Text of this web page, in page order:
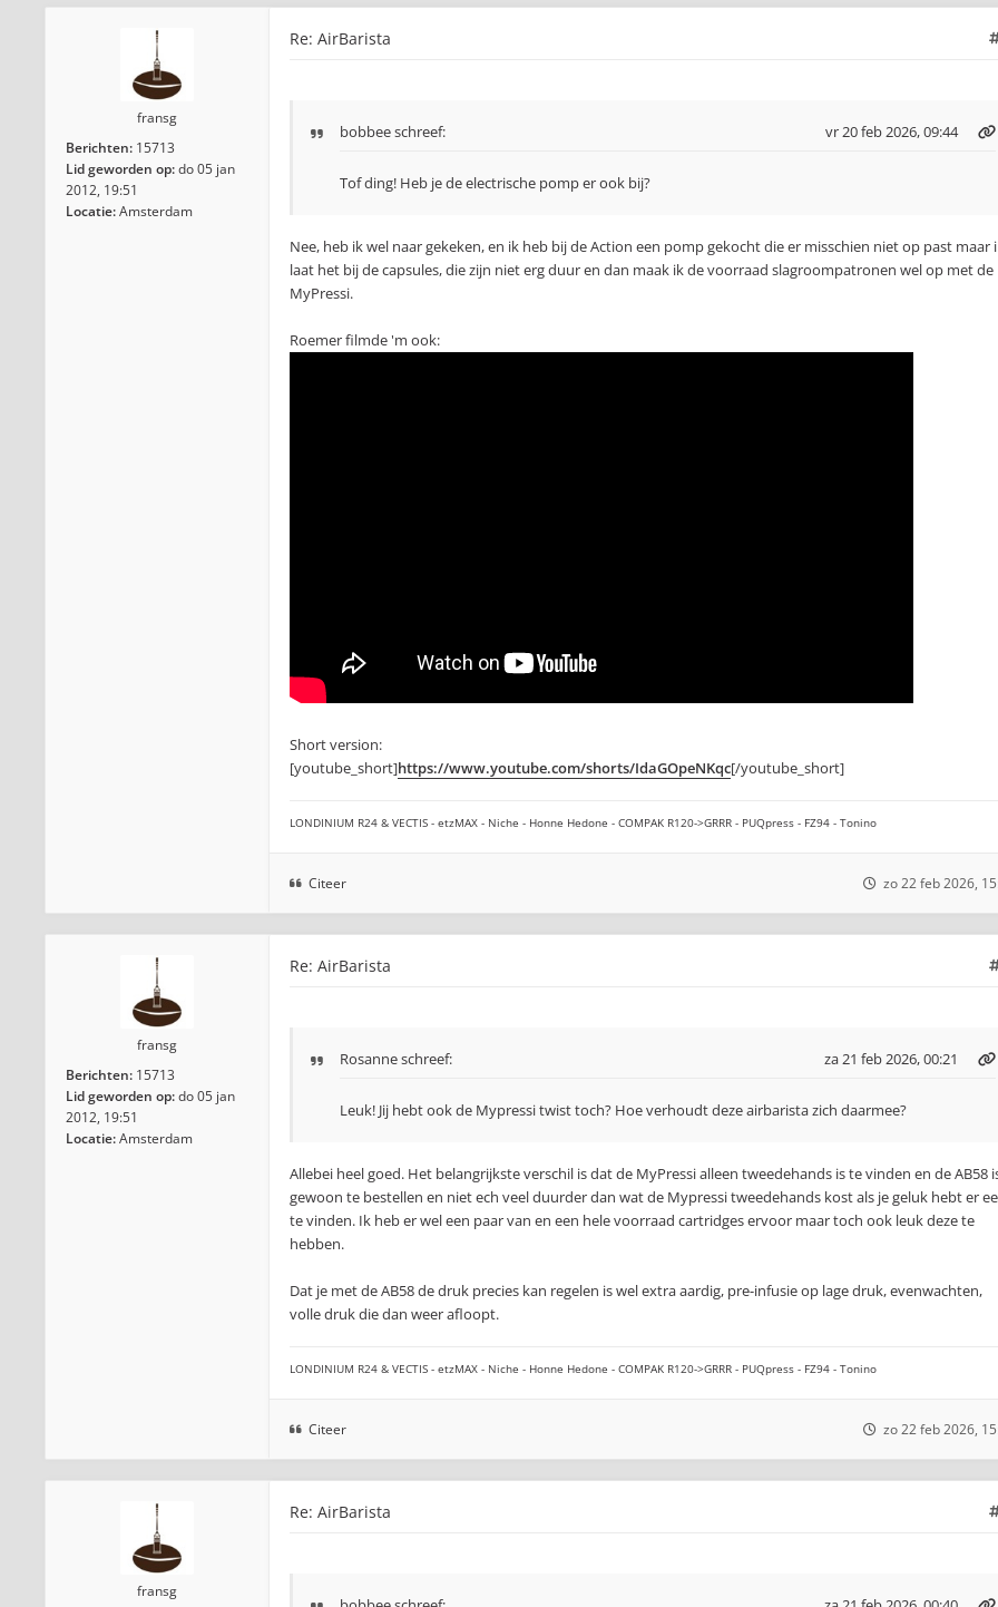
fransg
Berichten: 15713
Lid geworden op:do 05 jan
2012, 19:51
Locatie:Amsterdam
Re: AirBarista
bobbeeschreef: vr 20 feb 2026, 09:44
Tof ding! Heb je de electrische pomp er ook bij?
Nee, heb ik wel naar gekeken, en ik heb bij de Action een pomp gekocht die er misschien niet op past maar
laat het bij de capsules, die zijn niet erg duur en dan maak ik de voorraad slagroompatronen wel op met de
MyPressi.
Roemer filmde 'm ook:
Short version:
[youtube_short]https://www.youtube.com/shorts/IdaGOpeNKqc[/youtube_short]
LONDINIUM R24 & VECTIS - etzMAX - Niche - Honne Hedone - COMPAK R120->GRRR - PUQpress - FZ94 - Tonino
Citeer zo 22 feb 2026,
fransg
Berichten: 15713
Lid geworden op:do 05 jan
2012, 19:51
Locatie:Amsterdam
Re: AirBarista
Rosanneschreef: za 21 feb 2026, 00:21
Leuk! Jij hebt ook de Mypressi twist toch? Hoe verhoudt deze airbarista zich daarmee?
Allebei heel goed. Het belangrijkste verschil is dat de MyPressi alleen tweedehands is te vinden en de AB58
gewoon te bestellen en niet ech veel duurder dan wat de Mypressi tweedehands kost als je geluk hebt er
te vinden. Ik heb er wel een paar van en een hele voorraad cartridges ervoor maar toch ook leuk deze te
hebben.
Dat je met de AB58 de druk precies kan regelen is wel extra aardig, pre-infusie op lage druk, evenwachten,
volle druk die dan weer afloopt.
LONDINIUM R24 & VECTIS - etzMAX - Niche - Honne Hedone - COMPAK R120->GRRR - PUQpress - FZ94 - Tonino
Citeer zo 22 feb 2026,
fransg
Re: AirBarista